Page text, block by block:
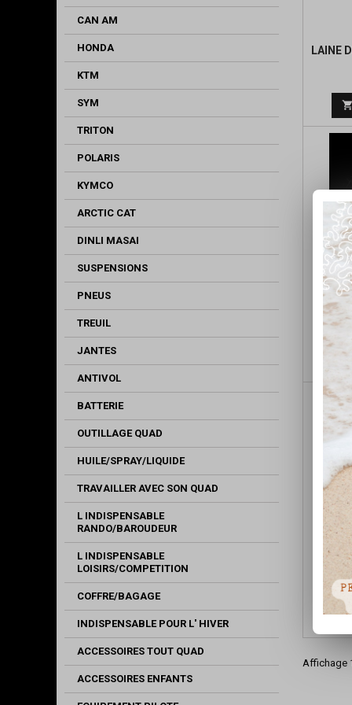
CAN AM
HONDA
KTM
SYM
TRITON
POLARIS
KYMCO
ARCTIC CAT
DINLI MASAI
SUSPENSIONS
PNEUS
TREUIL
JANTES
ANTIVOL
BATTERIE
OUTILLAGE QUAD
HUILE/SPRAY/LIQUIDE
TRAVAILLER AVEC SON QUAD
L INDISPENSABLE
RANDO/BAROUDEUR
L INDISPENSABLE
LOISIRS/COMPETITION
COFFRE/BAGAGE
INDISPENSABLE POUR L' HIVER
ACCESSOIRES TOUT QUAD
ACCESSOIRES ENFANTS
LAINE

Affichage